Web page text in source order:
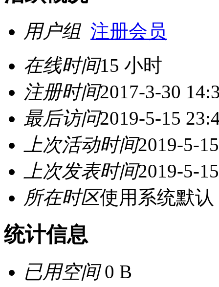
用户组 注册会员
在线时间15 小时
注册时间2017-3-30
最后访问2019-5-15
上次活动时间2019-5-
上次发表时间2019-5-
所在时区使用系统默认
统计信息
已用空间0 B